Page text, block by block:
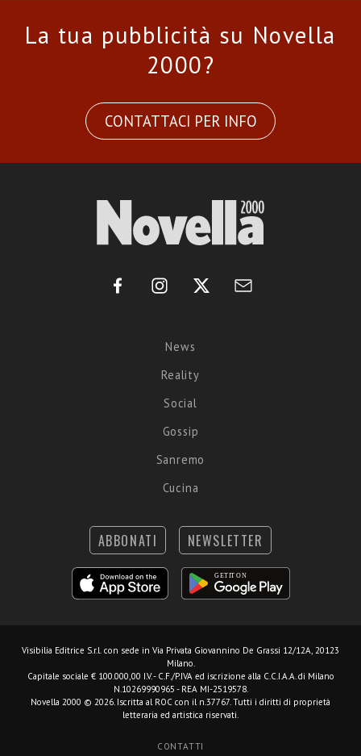
La tua pubblicità su Novella
2000?
CONTATTACI PER INFO
News
Reality
Social
Gossip
Sanremo
Cucina
ABBONATI NEWSLETTER
Visibilia Editrice S.r.l. con sede in Via Privata Giovannino De Grassi 12/12A, 20123
Milano.
Capitale sociale € 100.000,00 I.V. - C.F./P.IVA ed iscrizione alla C.C.I.A.A. di Milano
N.10269990965 - REA MI-2519578.
Novella 2000 © 2026. Iscritta al ROC con il n.37767. Tutti i diritti di proprietà
letteraria ed artistica riservati.
CONTATTI